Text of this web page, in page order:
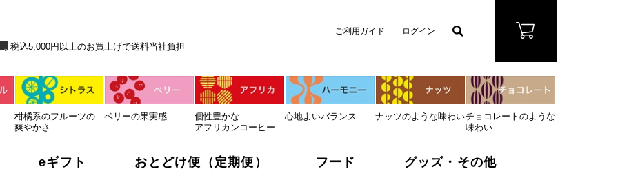
当社負担
税込5,000円以上のお買上げで送料当社負担
ご利用ガイド ログイン
柑橘系のフルーツの
爽やかさ
ベリーの果実感
個性豊かな
アフリカンコーヒー
心地よいバランス ナッツのような味わいチョコレートのような
味わい
eギフト おとどけ便（定期便） フード グッズ・その他